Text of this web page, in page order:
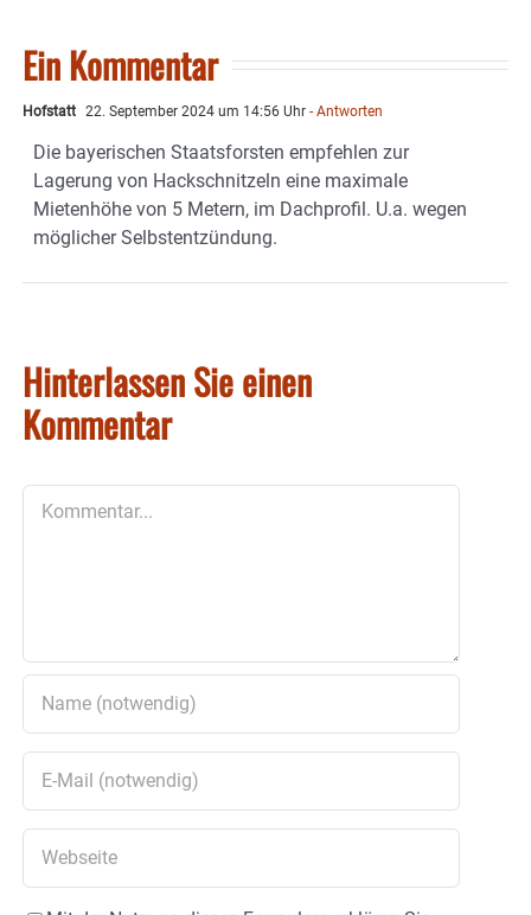
Ein Kommentar
Hofstatt 22. September 2024 um 14:56 Uhr - Antworten
Die bayerischen Staatsforsten empfehlen zur
Lagerung von Hackschnitzeln eine maximale
Mietenhöhe von 5 Metern, im Dachprofil. U.a. wegen
möglicher Selbstentzündung.
Hinterlassen Sie einen
Kommentar